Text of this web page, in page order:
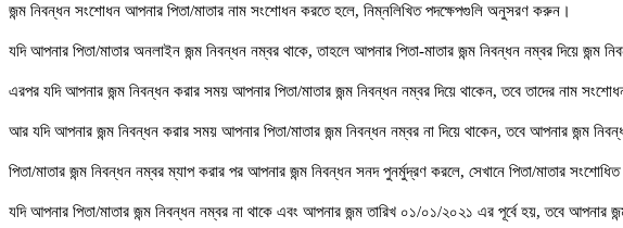
জন্ম নিবন্ধন সংশোধন আপনার পিতা/মাতার নাম সংশোধন করতে হলে, নিম্নলিখিত পদক্ষেপগুলি অনুসরণ করুন।
যদি আপনার পিতা/মাতার অনলাইন জন্ম নিবন্ধন নম্বর থাকে, তাহলে আপনার পিতা-মাতার জন্ম নিবন্ধন নম্বর দিয়ে
এরপর যদি আপনার জন্ম নিবন্ধন করার সময় আপনার পিতা/মাতার জন্ম নিবন্ধন নম্বর দিয়ে থাকেন, তবে তাদের নাম
আর যদি আপনার জন্ম নিবন্ধন করার সময় আপনার পিতা/মাতার জন্ম নিবন্ধন নম্বর না দিয়ে থাকেন, তবে আপনার জন্ম
পিতা/মাতার জন্ম নিবন্ধন নম্বর ম্যাপ করার পর আপনার জন্ম নিবন্ধন সনদ পুনর্মুদ্রণ করলে, সেখানে পিতা/মাতার সংশোধিত
যদি আপনার পিতা/মাতার জন্ম নিবন্ধন নম্বর না থাকে এবং আপনার জন্ম তারিখ ০১/০১/২০২১ এর পূর্বে হয়, তবে